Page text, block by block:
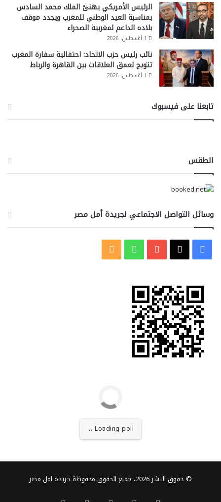
الرئيس الأمريكي يهنئ الملك محمد السادس
بمناسبة العيد الوطني للمغرب ويجدد موقف
بلاده الداعم لمغربية الصحراء
1 أغسطس، 2026
نائب رئيس حزب الاتحاد: احتفالية سفارة المغرب
تتويج لعمق العلاقات بين القاهرة والرباط
1 أغسطس، 2026
تابعنا على فيسبوك
الطقس
وسائل التواصل الاجتماعي لجريدة أمل مصر
فيسبوك ‫YouTubeواتساب
Loading poll ...
© حقوق النشر 2026، جميع الحقوق محفوظة جريدة امل مصر